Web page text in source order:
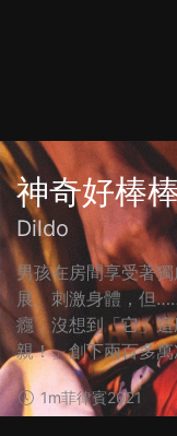
神奇好棒
Dildo
男孩在房間享受著
展、刺激身體，但
癮，沒想到「它」
親！」創下兩百多
1m菲律賓2021